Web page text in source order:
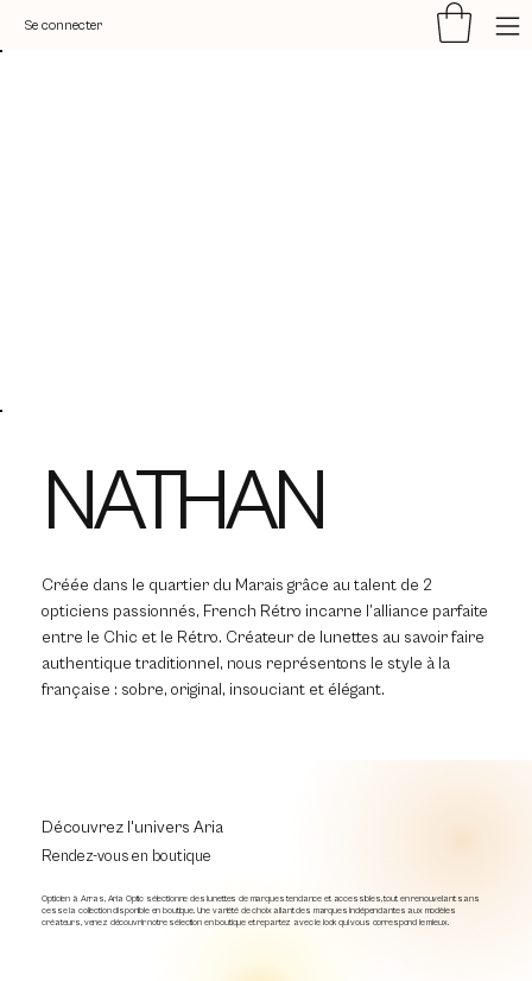
Se connecter
NATHAN
Créée dans le quartier du Marais grâce au talent de 2
opticiens passionnés, French Rétro incarne l’alliance parfaite
entre le Chic et le Rétro. Créateur de lunettes au savoir faire
authentique traditionnel, nous représentons le style à la
française : sobre, original, insouciant et élégant.
Rendez-vous en boutique
Découvrez l'univers Aria
Opticien à Arras, Aria Optic sélectionne des lunettes de marques tendance et accessibles, tout en renouvelant sans
cesse la collection disponible en boutique. Une variété de choix allant des marques indépendantes aux modèles
créateurs, venez découvrir notre sélection en boutique et repartez avec le look qui vous correspond le mieux.